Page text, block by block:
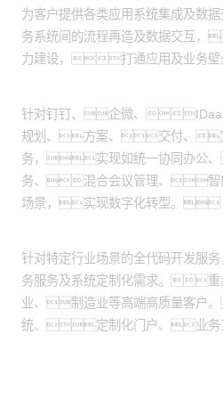
为客户提供各类应用系统集成及
务系统间的流程再造及数据交互
力建设，打通应用及业务
针对钉钉、企微、IDaas
规划、方案、交付、
务，实现如统一协同办公
务、混合会议管理、智
场景，实现数字化转型。
针对特定行业场景的全代码开发服
务服务及系统定制化需求。
业、制造业等高端高质量客户
统、定制化门户、业务